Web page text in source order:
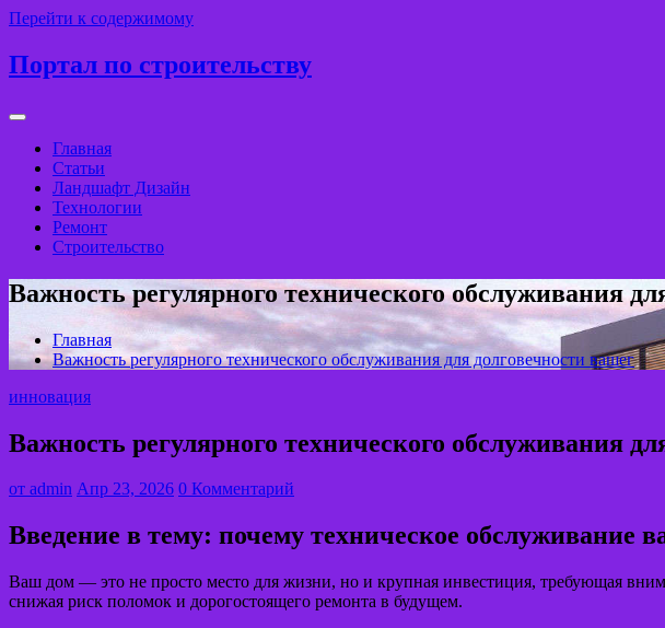
Перейти к содержимому
Портал по строительству
Главная
Статьи
Ландшафт Дизайн
Технологии
Ремонт
Строительство
Важность регулярного технического обслуживания
Главная
Важность регулярного технического обслуживания для долговечности вашег
инновация
Важность регулярного технического обслуживания
от admin Апр 23, 2026 0 Комментарий
Введение в тему: почему техническое обслуживание
Ваш дом — это не просто место для жизни, но и крупная инвестиция, требующая
снижая риск поломок и дорогостоящего ремонта в будущем.